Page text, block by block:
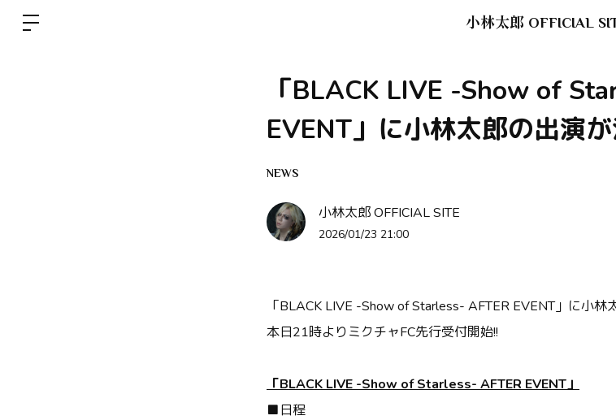
小林太郎 OFFICIAL
「BLACK LIVE -Show of
EVENT」に小林太郎の出演が
NEWS
小林太郎 OFFICIAL SITE
2026/01/23 21:00
「BLACK LIVE -Show of Starless- AFTER EVENT」に小林
本日21時よりミクチャFC先行受付開始!!
「BLACK LIVE -Show of Starless- AFTER EVENT」
■日程